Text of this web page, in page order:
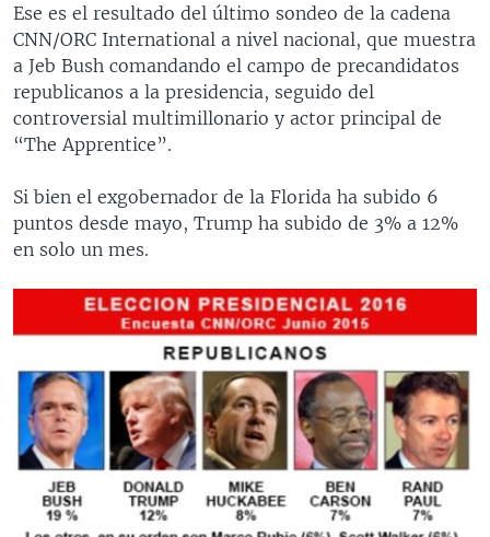
ENTRETENIMIENTO
Ese es el resultado del último sondeo de la cadena
CNN/ORC International a nivel nacional, que muestra
a Jeb Bush comandando el campo de precandidatos
republicanos a la presidencia, seguido del
controversial multimillonario y actor principal de
“The Apprentice”.
Si bien el exgobernador de la Florida ha subido 6
puntos desde mayo, Trump ha subido de 3% a 12%
en solo un mes.